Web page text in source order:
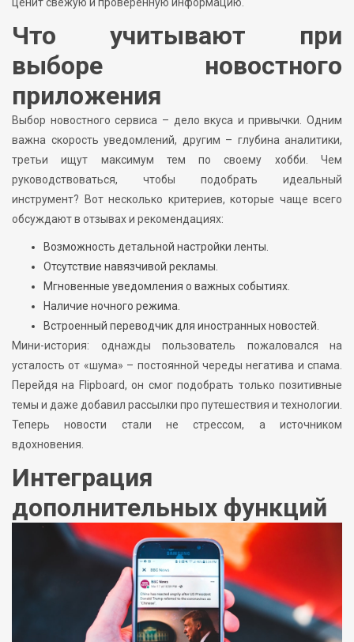
Что учитывают при
выборе новостного
приложения
Выбор новостного сервиса – дело вкуса и привычки. Одним
важна скорость уведомлений, другим – глубина аналитики,
третьи ищут максимум тем по своему хобби. Чем
руководствоваться, чтобы подобрать идеальный
инструмент? Вот несколько критериев, которые чаще всего
обсуждают в отзывах и рекомендациях:
Возможность детальной настройки ленты.
Отсутствие навязчивой рекламы.
Мгновенные уведомления о важных событиях.
Наличие ночного режима.
Встроенный переводчик для иностранных новостей.
Мини-история: однажды пользователь пожаловался на
усталость от «шума» – постоянной череды негатива и спама.
Перейдя на Flipboard, он смог подобрать только позитивные
темы и даже добавил рассылки про путешествия и технологии.
Теперь новости стали не стрессом, а источником
вдохновения.
Интеграция
дополнительных функций